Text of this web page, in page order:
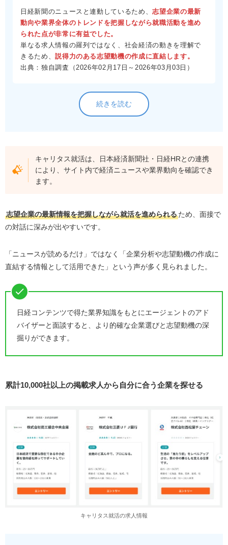
日経新聞のニュースと連動しているため、志望企業の最新
動向や業界全体のトレンドを把握しながら就職活動を進め
られた点が非常に有益でした。
単なる求人情報の羅列ではなく、社会経済の動きを理解で
きるため、説得力のある志望動機の作成に直結します。
出典：独自調査（2026年02月17日～2026年03月03日）
続きを読む
キャリタス就活は、日本経済新聞社・日経HRとの連携
により、サイト内で経済ニュースや業界動向を確認でき
ます。
志望企業の最新情報を把握しながら就活を進められるため、面接で
の対話に深みが出やすいです。
「ニュースが読めるだけ」ではなく「企業分析や志望動機の作成に
直結する情報として活用できた」という声が多く見られました。
日経コンテンツで得た業界知識をもとにエージェントのアド
バイザーと面談すると、より的確な企業選びと志望動機の深
掘りができます。
累計10,000社以上の掲載求人から自分に合う企業を探せる
キャリタス就活の求人情報